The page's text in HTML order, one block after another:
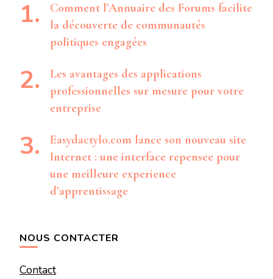
Comment l’Annuaire des Forums facilite
la découverte de communautés
politiques engagées
Les avantages des applications
professionnelles sur mesure pour votre
entreprise
Easydactylo.com lance son nouveau site
Internet : une interface repensee pour
une meilleure experience
d’apprentissage
NOUS CONTACTER
Contact